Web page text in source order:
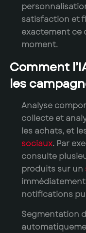
satisfaction et
exactement ce
moment.
Comment
les
Analyse
collecte et
les achats, et
sociaux. Par
consulte
produits sur un
notifications
Segmentation